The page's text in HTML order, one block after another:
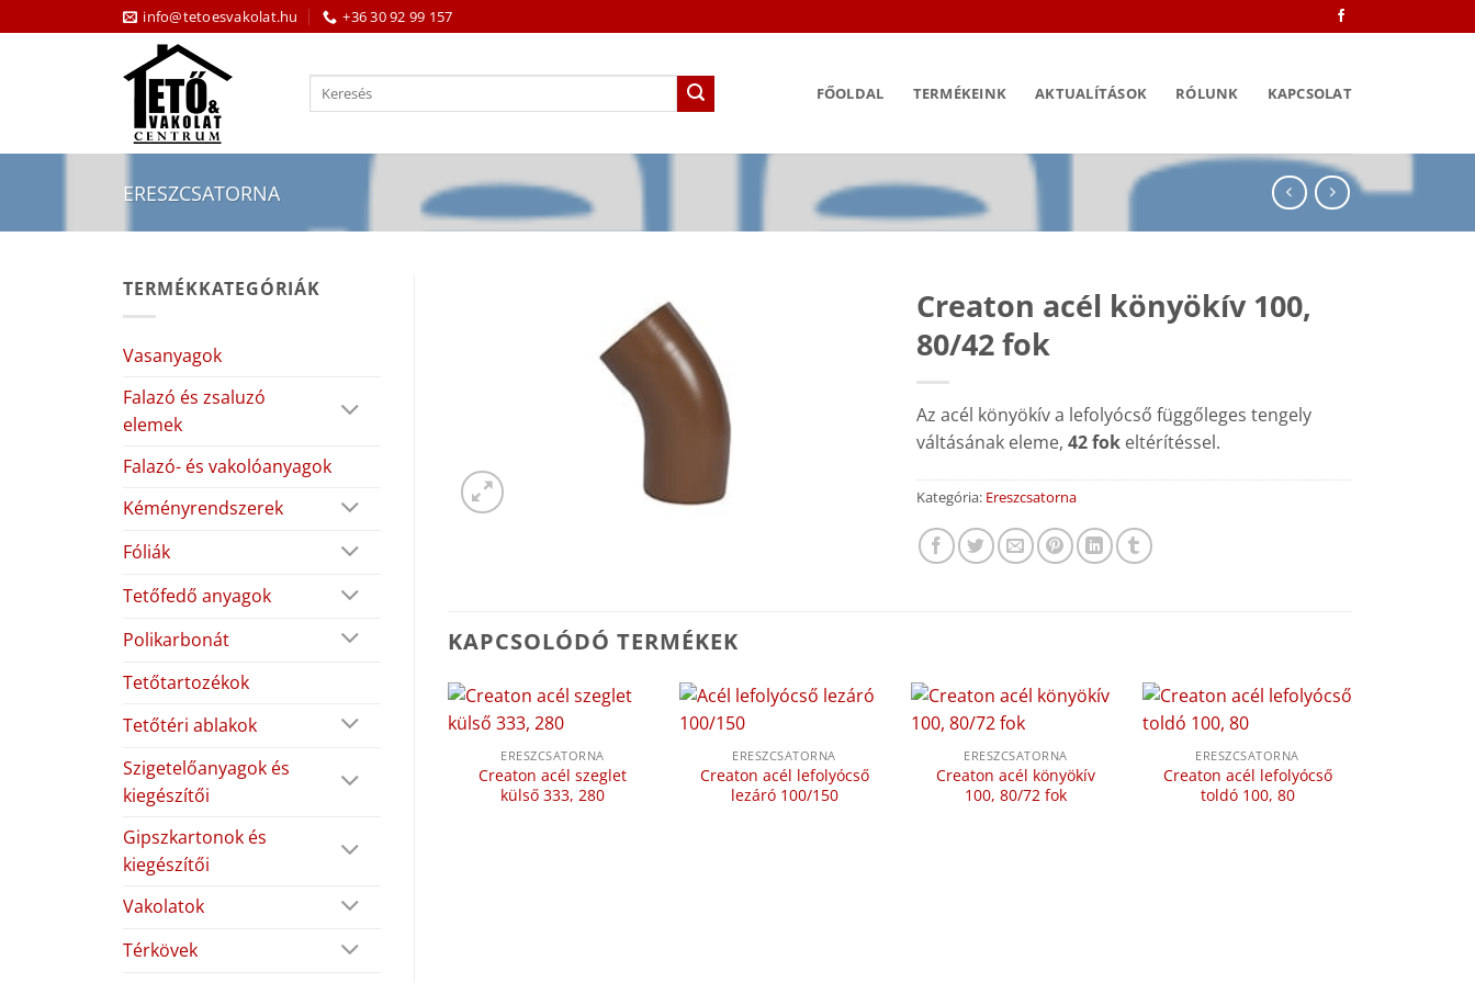
to
info@tetoesvakolat.hu +36 30 92 99 157
Keresés
FŐOLDAL TERMÉKEINK AKTUALÍTÁSOK RÓLUNK KAPCSOLAT
ERESZCSATORNA
TERMÉKKATEGÓRIÁK
Vasanyagok
Falazó és zsaluzó
elemek
Falazó- és vakolóanyagok
Kéményrendszerek
Fóliák
Tetőfedő anyagok
Polikarbonát
Tetőtartozékok
Tetőtéri ablakok
Szigetelőanyagok és
kiegészítői
Gipszkartonok és
kiegészítői
Vakolatok
Térkövek
Creaton acél könyökív 100,
80/42 fok
Az acél könyökív a lefolyócső függőleges tengely
váltásának eleme, 42 fok eltérítéssel.
Kategória: Ereszcsatorna
KAPCSOLÓDÓ TERMÉKEK
ERESZCSATORNA
Creaton acél szeglet
külső 333, 280
ERESZCSATORNA
Creaton acél lefolyócső
lezáró 100/150
ERESZCSATORNA
Creaton acél könyökív
100, 80/72 fok
ERESZCSATORNA
Creaton acél lefolyócső
toldó 100, 80